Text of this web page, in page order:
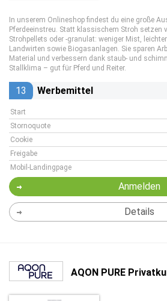
In unserem Onlineshop findest du eine große
Pferdeeinstreu. Statt klassischem Stroh setzen
Strohpellets oder -granulat: weniger Mist,
Landwirten sowie Biogasanlagen. Sie sparen
Material und verbessern dank staub- und
Stallklima – gut für Pferd und Reiter.
13 Werbemittel
Start
Stornoquote
Cookie
Freigabe
Mobil-Landingpage
Anmelden
Details
AQON PURE